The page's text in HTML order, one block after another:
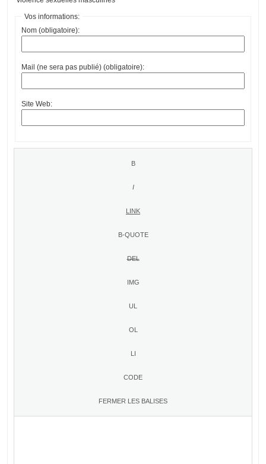
Vos informations:
Nom (obligatoire):
Mail (ne sera pas publié) (obligatoire):
Site Web: